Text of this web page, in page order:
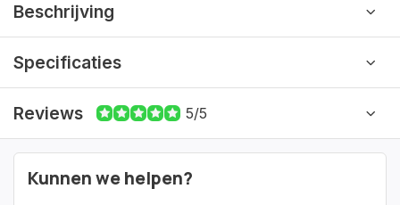
Beschrijving
Specificaties
Reviews 5/5
Kunnen we helpen?